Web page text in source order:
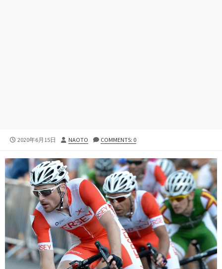
公
日
2020年6月15日
投
者
NAOTO COMMENTS: 0